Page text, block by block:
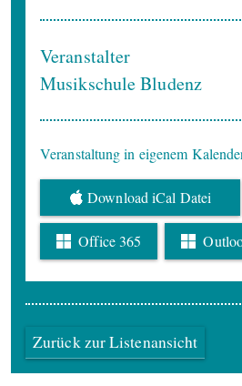
Veranstalter
Musikschule Bludenz
Veranstaltung in eigenem
Download iCal Datei
Office 365
Zurück zur Listenansicht